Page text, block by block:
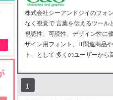
株式会社シーアンドジイのフォ
なく視覚で 言葉を伝えるツール
視認性、可読性、デザイン性に
ザイン用フォント、IT関連商品
ト」として 多くのユーザーか
1